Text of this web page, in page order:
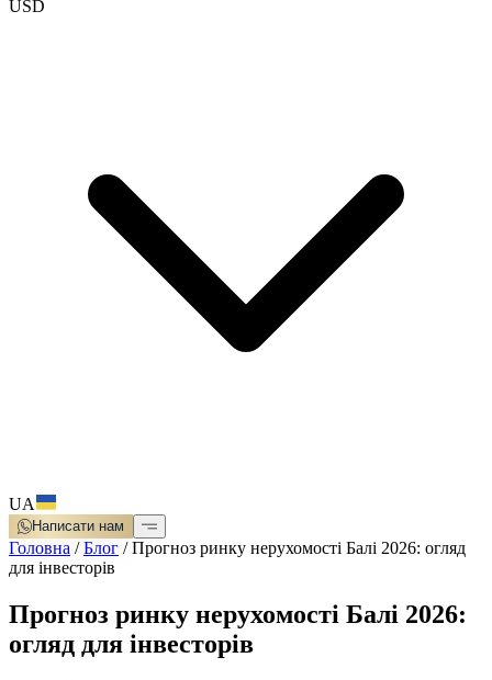
USD
UA
Написати нам
Головна /Блог /Прогноз ринку нерухомості Балі 2026: огляд
для інвесторів
Прогноз ринку нерухомості Балі 2026:
огляд для інвесторів